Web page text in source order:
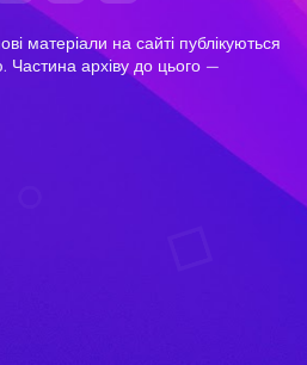
матеріали на сайті публікуються
Частина архіву до цього —